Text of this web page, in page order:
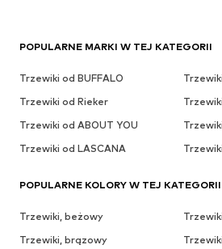
POPULARNE MARKI W TEJ KATEGORII
Trzewiki od BUFFALO
Trzewiki od Rieker
Trzewiki od ABOUT YOU
Trzewiki od LASCANA
POPULARNE KOLORY W TEJ KATEGORII
Trzewiki, beżowy
Trzewiki, brązowy